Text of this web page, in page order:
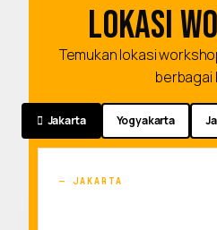
LOKASI
Temukan lokasi
berbagai
Jakarta Yogyakarta
JAKARTA